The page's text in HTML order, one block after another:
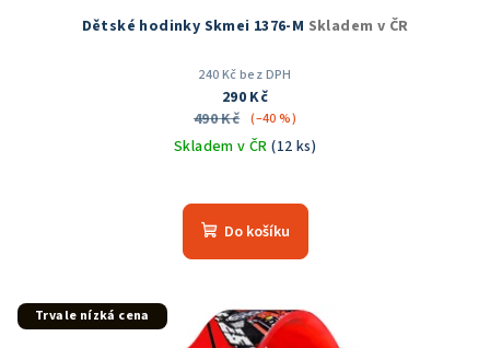
Dětské hodinky Skmei 1376-M Skladem v ČR
240 Kč bez DPH
290 Kč
490 Kč (–40 %)
Skladem v ČR(12 ks)
hodnocení
produktu
5
hvězdiček.
Do košíku
Trvale nízká cena